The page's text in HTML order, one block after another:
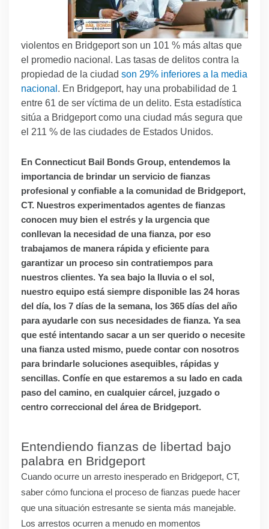
violentos en Bridgeport son un 101 % más altas que
el promedio nacional. Las tasas de delitos contra la
propiedad de la ciudad son 29% inferiores a la media
nacional . En Bridgeport, hay una probabilidad de 1
entre 61 de ser víctima de un delito. Esta estadística
sitúa a Bridgeport como una ciudad más segura que
el 211 % de las ciudades de Estados Unidos.
En Connecticut Bail Bonds Group, entendemos la
importancia de brindar un servicio de fianzas
profesional y confiable a la comunidad de Bridgeport,
CT. Nuestros experimentados agentes de fianzas
conocen muy bien el estrés y la urgencia que
conllevan la necesidad de una fianza, por eso
trabajamos de manera rápida y eficiente para
garantizar un proceso sin contratiempos para
nuestros clientes. Ya sea bajo la lluvia o el sol,
nuestro equipo está siempre disponible las 24 horas
del día, los 7 días de la semana, los 365 días del año
para ayudarle con sus necesidades de fianza. Ya sea
que esté intentando sacar a un ser querido o necesite
una fianza usted mismo, puede contar con nosotros
para brindarle soluciones asequibles, rápidas y
sencillas. Confíe en que estaremos a su lado en cada
paso del camino, en cualquier cárcel, juzgado o
centro correccional del área de Bridgeport.
Entendiendo fianzas de libertad bajo
palabra en Bridgeport
Cuando ocurre un arresto inesperado en Bridgeport, CT,
saber cómo funciona el proceso de fianzas puede hacer
que una situación estresante se sienta más manejable.
Los arrestos ocurren a menudo en momentos